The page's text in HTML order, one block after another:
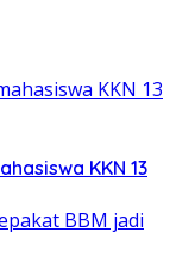
KKN 13